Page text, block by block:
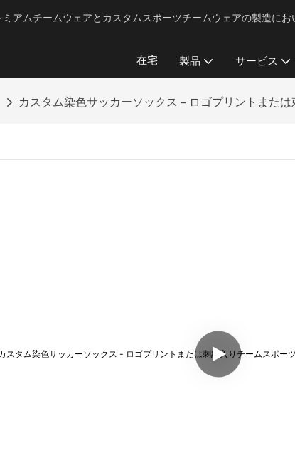
アムチームウェアとカスタムスポーツチームウェアの製造に
在宅 製品 サービス
カスタム染色サッカーソックス - ロゴプリントまた